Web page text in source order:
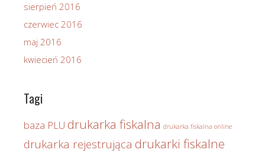
sierpień 2016
czerwiec 2016
maj 2016
kwiecień 2016
Tagi
baza PLU drukarka fiskalna drukarka fiskalna online
drukarka rejestrująca drukarki fiskalne